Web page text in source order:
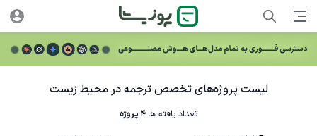
لیست پروژه‌های تخصص ترجمه در محیط زیست
تعداد یافته ها:4پروژه